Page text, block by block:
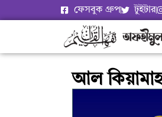
ফেসবুক গ্রুপ টুইটার
আল